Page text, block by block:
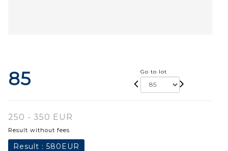
85 Go to lot
250 - 350 EUR
Result without fees
Result : 580EUR